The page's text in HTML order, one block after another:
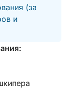
систему
(за
и